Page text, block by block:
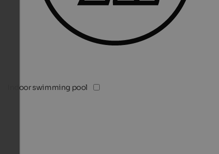
Indoor swimming pool